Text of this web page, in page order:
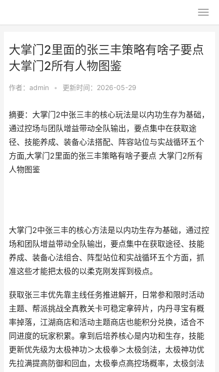
大掌门2里面的张三丰策略有啥子要点
大掌门2所有人物图鉴
作者： admin • 更新时间：2026-05-29
摘要：大掌门2中张三丰的核心玩法是以内功生存为基础，
通过控场与团队增益带动全队输出，要点集中在获取途
径、技能养成、装备心法搭配、阵容站位与实战循环五个
方面,大掌门2里面的张三丰策略有啥子要点 大掌门2所有
人物图鉴
大掌门2中张三丰的核心方法是以内功生存为基础，通过控
场和团队增益带动全队输出，要点集中在获取途径、技能
养成、装备心法组合、阵型站位和实战循环五个方面，抓
准这些才能把太极的以柔克刚发挥到极点。
获取张三丰优先靠主线任务推进解开，日常参和限时活动
主题、帮派挑战全真教关卡可稳定拿碎片，内丹寻宝有概
率掉落，江湖商店和活动主题商店也能积分兑换，适合不
同进度的玩家积累。拿到后培养核心是内功和生存，技能
更新优先级为太极神功＞太极拳＞太极剑法，太极神功优
先拉满提高防御和回血，太极拳点高控场概率，太极剑法